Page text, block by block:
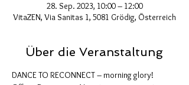
28. Sep. 2023, 10:00 – 12:00
VitaZEN, Via Sanitas 1, 5081 Grödig, Österreich
Über die Veranstaltung
DANCE TO RECONNECT – morning glory!